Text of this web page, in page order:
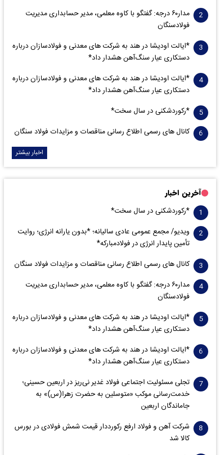
مدار‌۶٠ درجه: گفتگو با کاوه معلمی، مدیر حسابداری مدیریت
فولادسنگان
*ایالت اودیشا در هند به شرکت های معدنی و فولادسازان درباره
دستکاری عیار سنگ‌آهن هشدار داد*
*ایالت اودیشا در هند به شرکت های معدنی و فولادسازان درباره
دستکاری عیار سنگ‌آهن هشدار داد*
*رکوردشکنی در سال سخت*
کانال های رسمی اطلاع رسانی مناقصات و مزایدات فولاد سنگان
اخبار بیشتر
آخرین اخبار
*رکوردشکنی در سال سخت*
ویدیو/ مجمع عمومی عادی سالیانه؛ *بدون یارانه انرژی؛ روایت
تأمین پایدار انرژی در فولادمبارکه*
کانال های رسمی اطلاع رسانی مناقصات و مزایدات فولاد سنگان
مدار‌۶٠ درجه: گفتگو با کاوه معلمی، مدیر حسابداری مدیریت
فولادسنگان
*ایالت اودیشا در هند به شرکت های معدنی و فولادسازان درباره
دستکاری عیار سنگ‌آهن هشدار داد*
*ایالت اودیشا در هند به شرکت های معدنی و فولادسازان درباره
دستکاری عیار سنگ‌آهن هشدار داد*
تجلی مسئولیت اجتماعی فولاد غدیر نی‌ریز در اربعین حسینی؛
خدمت‌رسانی موکب «متوسلین به حضرت زهرا(س)» به
جاماندگان اربعین
شرکت آهن و فولاد ارفع رکورددار قیمت شمش فولادی در بورس
کالا شد